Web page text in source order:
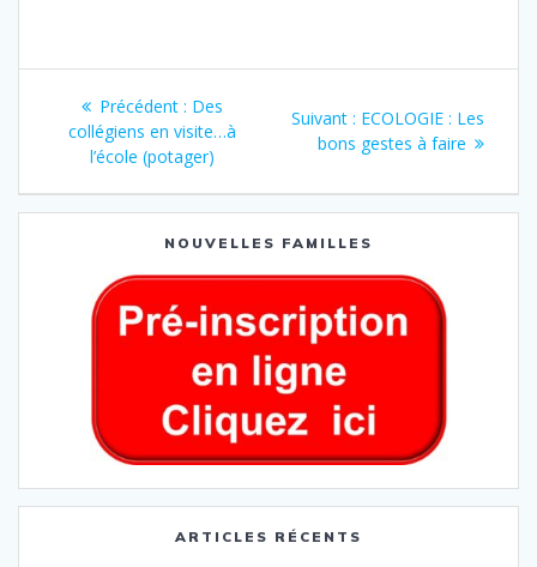
Précédent : Des
collégiens en visite…à
l’école (potager)
Suivant : ECOLOGIE : Les
bons gestes à faire
NOUVELLES FAMILLES
ARTICLES RÉCENTS